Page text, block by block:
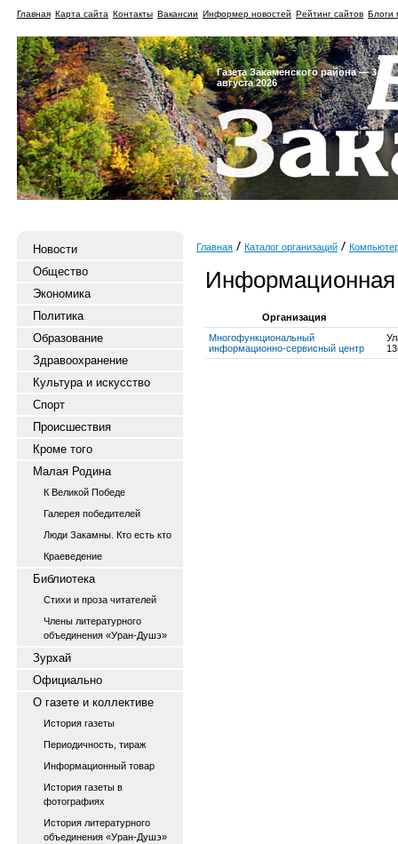
Главная Карта сайта Контакты Вакансии Информер новостей Рейтинг сайтов Блоги
Газета Закаменского района — 3
августа 2026
Новости
Общество
Экономика
Политика
Образование
Здравоохранение
Культура и искусство
Спорт
Происшествия
Кроме того
Малая Родина
К Великой Победе
Галерея победителей
Люди Закамны. Кто есть кто
Краеведение
Библиотека
Стихи и проза читателей
Члены литературного
объединения «Уран-Душэ»
Зурхай
Официально
О газете и коллективе
История газеты
Периодичность, тираж
Информационный товар
История газеты в
фотографиях
История литературного
объединения «Уран-Душэ»
Главная Каталог организаций
Информационная
Организация
Многофункциональный
информационно-сервисный центр